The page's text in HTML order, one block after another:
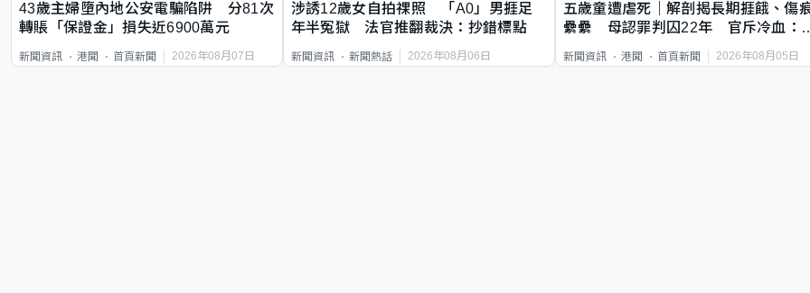
43歲主婦墮內地公安電騙陷阱 分81次
轉賬「保證金」損失近6900萬元
新聞資訊 港聞 首頁新聞 2026年08月07日
涉誘12歲女自拍祼照 「A0」男捱足
年半冤獄 法官推翻裁決：抄錯標點
新聞資訊 新聞熱話 2026年08月06日
五歲童遭虐死｜解剖揭長期捱餓、傷
纍纍 母認罪判囚22年 官斥冷血：
新聞資訊 港聞 首頁新聞 2026年08月05日